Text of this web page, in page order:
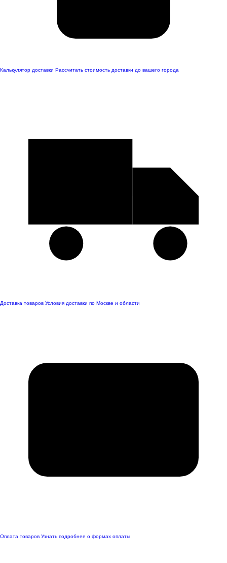
Калькулятор доставки Рассчитать стоимость доставки до вашего города
Доставка товаров Условия доставки по Москве и области
Оплата товаров Узнать подробнее о формах оплаты